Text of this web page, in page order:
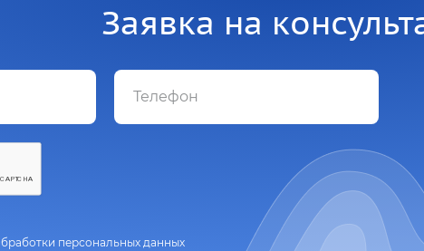
Заявка на
персональных данных